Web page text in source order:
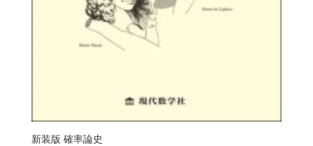
新装版 確率論史